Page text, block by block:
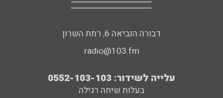
דבורה הנביאה 6, רמת השרון
radio@103.fm
עלייה לשידור: 0552-103-103
בעלות שיחה רגילה